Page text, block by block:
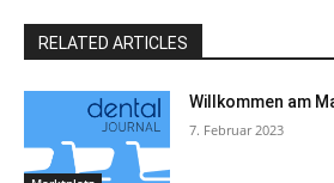
RELATED ARTICLES
Willkommen am
7. Februar 2023